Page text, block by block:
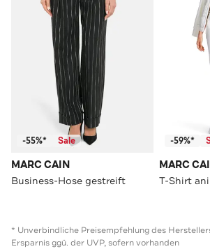
-55%* Sale
MARC CAIN
Business-Hose gestreift
-59%*
MARC
T-Shirt
* Unverbindliche Preisempfehlung des
Ersparnis ggü. der UVP, sofern vorhanden